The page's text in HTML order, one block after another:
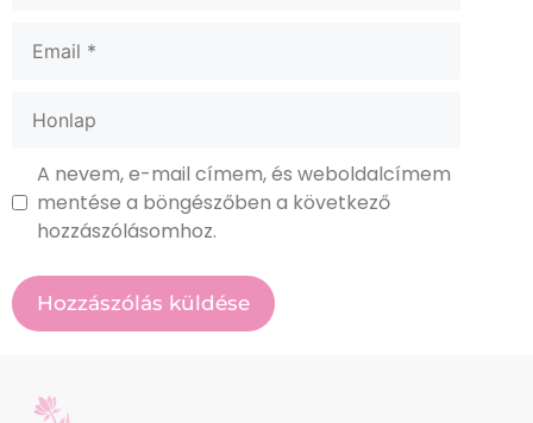
A nevem, e-mail címem, és weboldalcímem
mentése a böngészőben a következő
hozzászólásomhoz.